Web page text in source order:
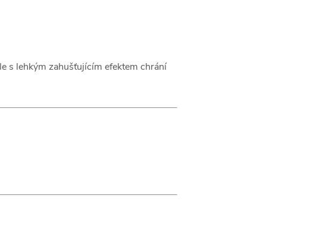
s lehkým zahušťujícím efektem chrání